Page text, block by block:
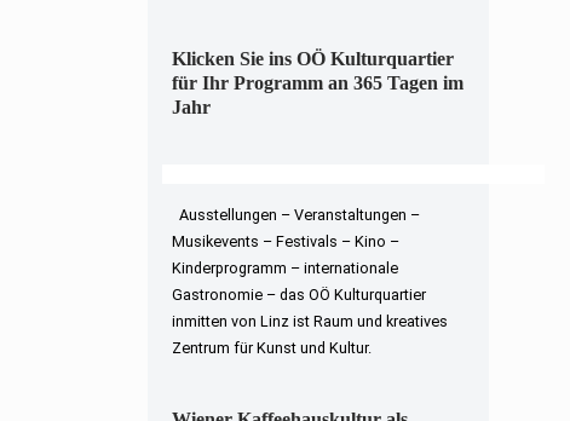
Klicken Sie ins OÖ Kulturquartier
für Ihr Programm an 365 Tagen im
Jahr
Ausstellungen – Veranstaltungen –
Musikevents – Festivals – Kino –
Kinderprogramm – internationale
Gastronomie – das OÖ Kulturquartier
inmitten von Linz ist Raum und kreatives
Zentrum für Kunst und Kultur.